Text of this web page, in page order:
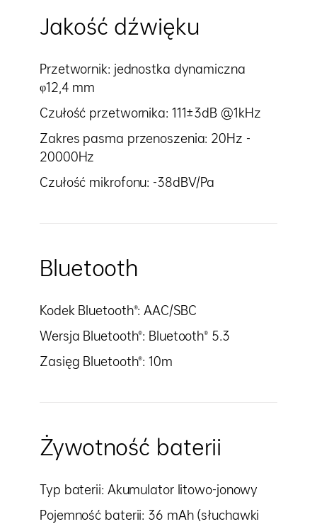
Jakość dźwięku
Przetwornik: jednostka dynamiczna
φ12,4 mm
Czułość przetwornika: 111±3dB @1kHz
Zakres pasma przenoszenia: 20Hz -
20000Hz
Czułość mikrofonu: -38dBV/Pa
Bluetooth
Kodek Bluetooth®: AAC/SBC
Wersja Bluetooth®: Bluetooth® 5.3
Zasięg Bluetooth®: 10m
Żywotność baterii
Typ baterii: Akumulator litowo-jonowy
Pojemność baterii: 36 mAh (słuchawki